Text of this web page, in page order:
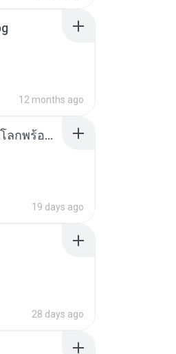
12 months ago
ย้อนเวลากลับมาเกิดใหม่ในวันสิ้นโลกพร้อมมิติส่วนตัว 1-443 [จบ] - 揍趴长颈鹿.pdf
19 days ago
28 days ago